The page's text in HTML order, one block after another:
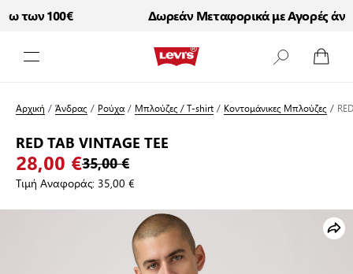
των 100€ Δωρεάν Μεταφορικά με Αγορές άνω
Αρχική /Άνδρας / Ρούχα/ Μπλούζες / T-shirt/ Κοντομάνικες Μπλούζες /
RED TAB VINTAGE TEE
28,00 €35,00 €
Τιμή Αναφοράς:35,00 €